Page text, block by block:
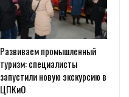
Развиваем промышленный
туризм: специалисты
запустили новую экскурсию в
ЦПКиО